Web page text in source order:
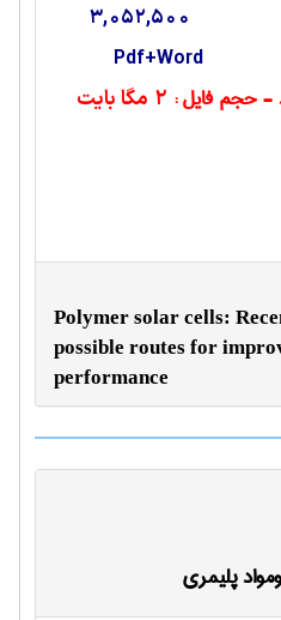
3,052,500
Pdf+Word
- حجم فایل : 2 مگا بایت
Polymer solar cells:
possible routes for
performance
پلیمری